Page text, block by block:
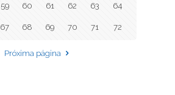
59 60 61 62 63 64
67 68 69 70 71 72
Próxima página